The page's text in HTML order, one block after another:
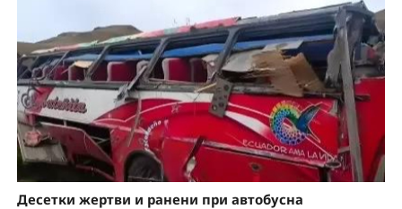
Десетки жертви и ранени при автобусна